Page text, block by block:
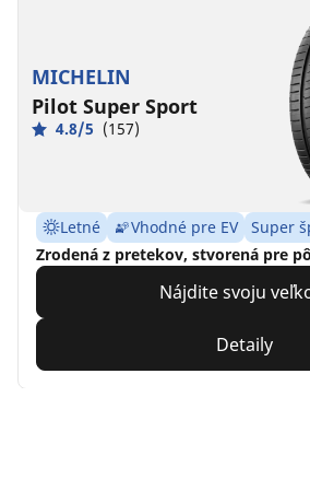
MICHELIN
Pilot Super Sport
4.8/5 (157)
Letné Vhodné pre EV
Super
Zrodená z pretekov, stvorená pre
Nájdite svoju
Detaily